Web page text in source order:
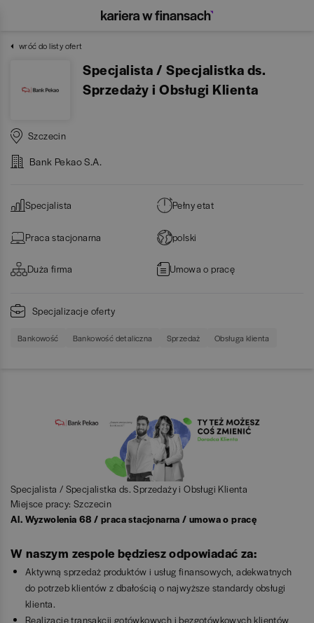
wróć do listy ofert
Specjalista / Specjalistka ds.
Sprzedaży i Obsługi Klienta
Szczecin
Bank Pekao S.A.
Specjalista Pełny etat
Praca stacjonarna polski
Duża firma Umowa o pracę
Specjalizacje oferty
Bankowość Bankowość detaliczna Sprzedaż Obsługa klienta
Specjalista / Specjalistka ds. Sprzedaży i Obsługi Klienta
Miejsce pracy: Szczecin
Al. Wyzwolenia 68 / praca stacjonarna / umowa o pracę
W naszym zespole będziesz odpowiadać za:
Aktywną sprzedaż produktów i usług finansowych, adekwatnych
do potrzeb klientów z dbałością o najwyższe standardy obsługi
klienta.
Realizację transakcji gotówkowych i bezgotówkowych klientów